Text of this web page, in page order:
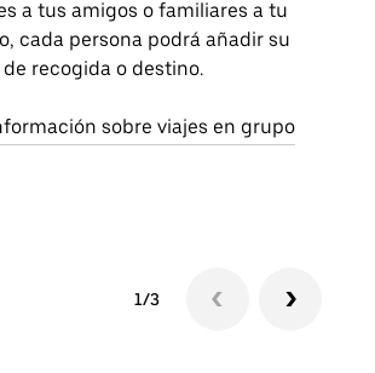
a tus amigos o familiares a tu
cada persona podrá añadir su
recogida o destino.
sobre viajes en grupo
1/3